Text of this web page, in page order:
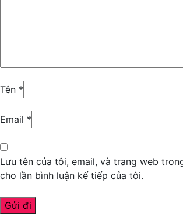
Tên *
Email *
Lưu tên của tôi, email, và trang web
cho lần bình luận kế tiếp của tôi.